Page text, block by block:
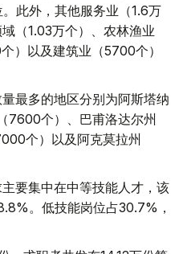
此外，其他服务业（1.6万
（1.03万个）、农林渔业
）以及建筑业（5700个）
最多的地区分别为阿斯塔纳
7600个）、巴甫洛达尔州
个）以及阿克莫拉州
要集中在中等技能人才，该
。低技能岗位占30.7%，